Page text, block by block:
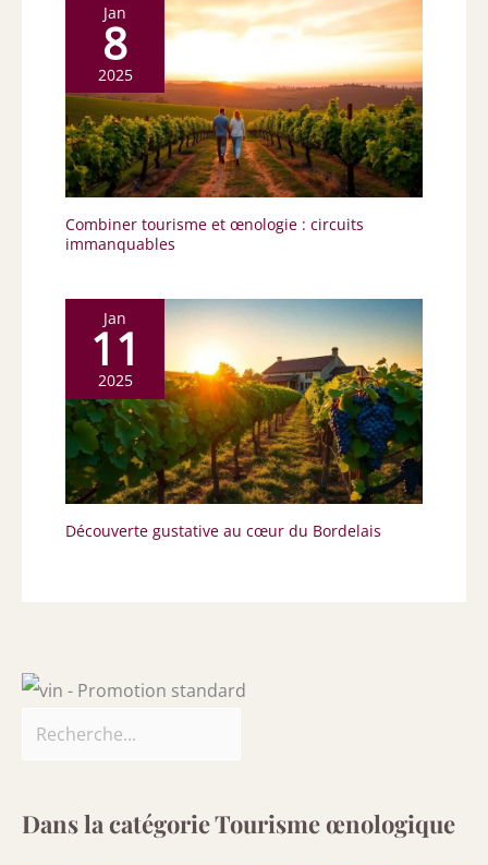
Jan
8
2025
Combiner tourisme et œnologie : circuits
immanquables
Jan
11
2025
Découverte gustative au cœur du Bordelais
Dans la catégorie Tourisme œnologique